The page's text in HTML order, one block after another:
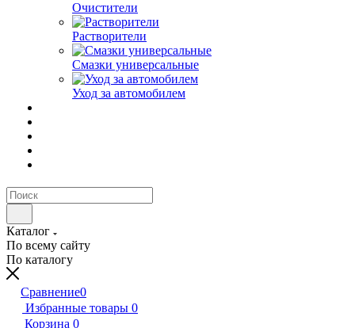
Очистители
Растворители
Смазки универсальные
Уход за автомобилем
Каталог
По всему сайту
По каталогу
Сравнение0
Избранные товары 0
Корзина 0